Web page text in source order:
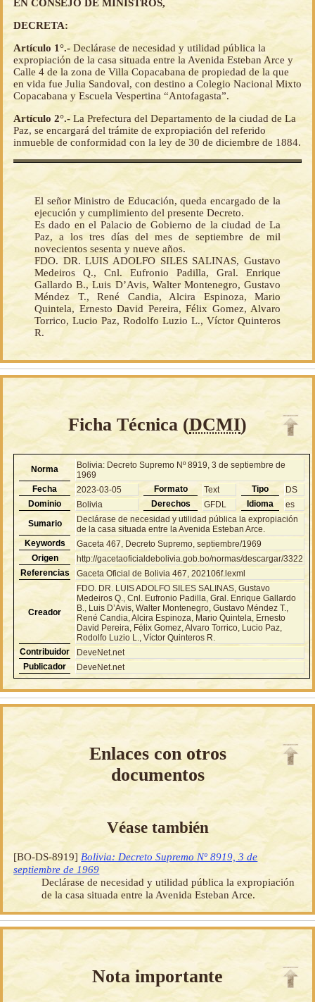
EN CONSEJO DE MINISTROS,
DECRETA:
Artículo 1°.- Declárase de necesidad y utilidad pública la
expropiación de la casa situada entre la Avenida Esteban Arce y
Calle 4 de la zona de Villa Copacabana de propiedad de la que
en vida fue Julia Sandoval, con destino a Colegio Nacional Mixto
Copacabana y Escuela Vespertina “Antofagasta”.
Artículo 2°.- La Prefectura del Departamento de la ciudad de La
Paz, se encargará del trámite de expropiación del referido
inmueble de conformidad con la ley de 30 de diciembre de 1884.
El señor Ministro de Educación, queda encargado de la
ejecución y cumplimiento del presente Decreto.
Es dado en el Palacio de Gobierno de la ciudad de La
Paz, a los tres días del mes de septiembre de mil
novecientos sesenta y nueve años.
FDO. DR. LUIS ADOLFO SILES SALINAS, Gustavo
Medeiros Q., Cnl. Eufronio Padilla, Gral. Enrique
Gallardo B., Luis D’Avis, Walter Montenegro, Gustavo
Méndez T., René Candia, Alcira Espinoza, Mario
Quintela, Ernesto David Pereira, Félix Gomez, Alvaro
Torrico, Lucio Paz, Rodolfo Luzio L., Víctor Quinteros
R.
Ficha Técnica (DCMI)
Norma
Bolivia: Decreto Supremo Nº 8919, 3 de septiembre de
1969
Fecha
2023-03-05 Formato Text Tipo
DS
Dominio
Bolivia Derechos GFDL Idioma
es
Sumario
Declárase de necesidad y utilidad pública la expropiación
de la casa situada entre la Avenida Esteban Arce.
Keywords
Gaceta 467, Decreto Supremo, septiembre/1969
Origen
http://gacetaoficialdebolivia.gob.bo/normas/descargar/3322
Referencias
Gaceta Oficial de Bolivia 467, 202106f.lexml
Creador
FDO. DR. LUIS ADOLFO SILES SALINAS, Gustavo
Medeiros Q., Cnl. Eufronio Padilla, Gral. Enrique Gallardo
B., Luis D’Avis, Walter Montenegro, Gustavo Méndez T.,
René Candia, Alcira Espinoza, Mario Quintela, Ernesto
David Pereira, Félix Gomez, Alvaro Torrico, Lucio Paz,
Rodolfo Luzio L., Víctor Quinteros R.
Contribuidor
DeveNet.net
Publicador
DeveNet.net
Enlaces con otros
documentos
Véase también
[BO-DS-8919] Bolivia: Decreto Supremo Nº 8919, 3 de
septiembre de 1969
Declárase de necesidad y utilidad pública la expropiación
de la casa situada entre la Avenida Esteban Arce.
Nota importante